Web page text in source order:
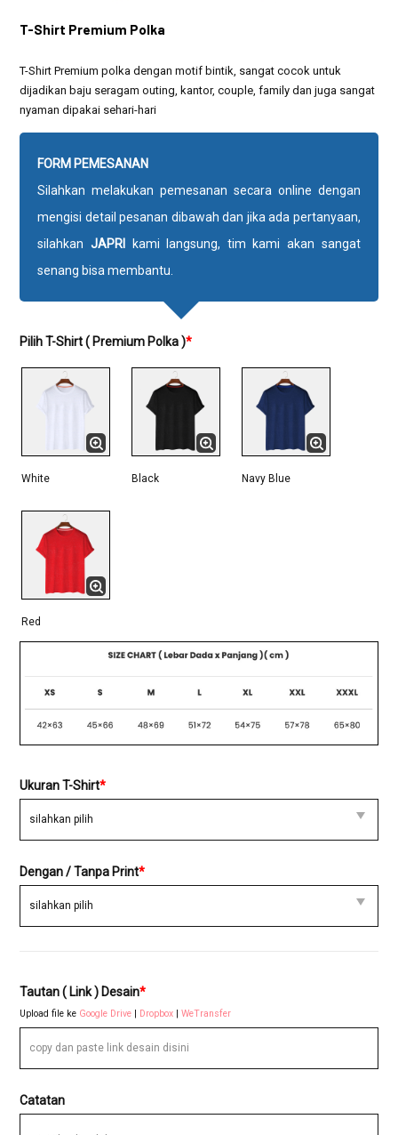
T-Shirt Premium Polka
T-Shirt Premium polka dengan motif bintik, sangat cocok untuk
dijadikan baju seragam outing, kantor, couple, family dan juga sangat
nyaman dipakai sehari-hari
FORM PEMESANAN
Silahkan melakukan pemesanan secara online dengan
mengisi detail pesanan dibawah dan jika ada pertanyaan,
silahkanJAPRI
kami langsung, tim kami akan sangat
senang bisa membantu.
Pilih T-Shirt ( Premium Polka )*
White Black Navy Blue
Red
Ukuran T-Shirt*
Dengan / Tanpa Print*
Tautan ( Link ) Desain*
Upload file ke Google Drive | Dropbox |WeTransfer
Catatan